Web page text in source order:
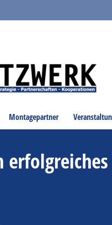
Montagepartner
erfolgreiches